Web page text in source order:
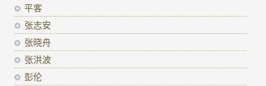
平客
张志安
张晓舟
张洪波
彭伦